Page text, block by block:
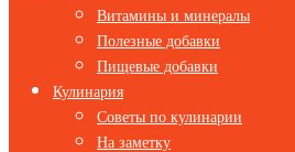
Витамины и минералы
Полезные добавки
Пищевые добавки
Кулинария
Советы по кулинарии
На заметку